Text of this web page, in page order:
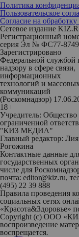
Политика
Пользовательское
Согласие на
Сетевое издание
Регистрационный
серия Эл № ФС77-
Зарегистрировано
Федеральной службой
надзору в сфере связи,
информационных
технологий и массовых
коммуникаций
(Роскомнадзор)
18+
Учредитель: Общество
ограниченной
"КИЗ МЕДИА"
Главный редактор:
Рогожина
Контактные данные
государственных
числе для
почта: editor@kiz.ru,
(495) 22 39 888
Правила проведения
социальных сетях
«Красота&Здоровье»
Copyright (с) ООО
воспроизведение
воспрещается.